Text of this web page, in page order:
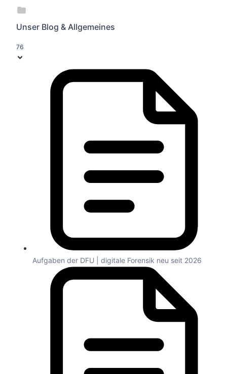
Unser Blog & Allgemeines
76
Aufgaben der DFU | digitale Forensik neu seit 2026